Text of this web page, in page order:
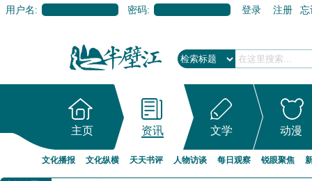
用户名: 密码: 登录 注册 忘
主页 资讯 文学 动漫
文化播报 文化纵横 天天书评 人物访谈 每日观察 锐眼聚焦